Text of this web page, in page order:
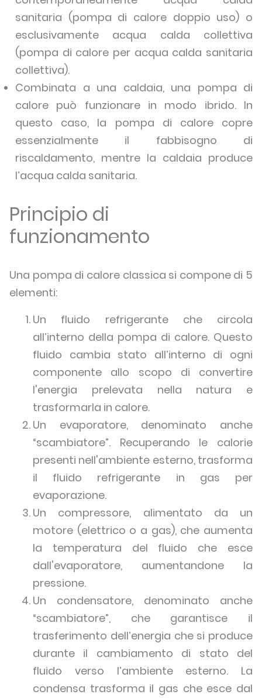
sanitaria (pompa di calore doppio uso) o
esclusivamente acqua calda collettiva
(pompa di calore per acqua calda sanitaria
collettiva).
Combinata a una caldaia, una pompa di
calore può funzionare in modo ibrido. In
questo caso, la pompa di calore copre
essenzialmente il fabbisogno di
riscaldamento, mentre la caldaia produce
l’acqua calda sanitaria.
Principio di
funzionamento
Una pompa di calore classica si compone di 5
elementi:
Un fluido refrigerante che circola
all’interno della pompa di calore. Questo
fluido cambia stato all’interno di ogni
componente allo scopo di convertire
l'energia prelevata nella natura e
trasformarla in calore.
Un evaporatore, denominato anche
“scambiatore”. Recuperando le calorie
presenti nell'ambiente esterno, trasforma
il fluido refrigerante in gas per
evaporazione.
Un compressore, alimentato da un
motore (elettrico o a gas), che aumenta
la temperatura del fluido che esce
dall'evaporatore, aumentandone la
pressione.
Un condensatore, denominato anche
“scambiatore”, che garantisce il
trasferimento dell’energia che si produce
durante il cambiamento di stato del
fluido verso l’ambiente esterno. La
condensa trasforma il gas che esce dal